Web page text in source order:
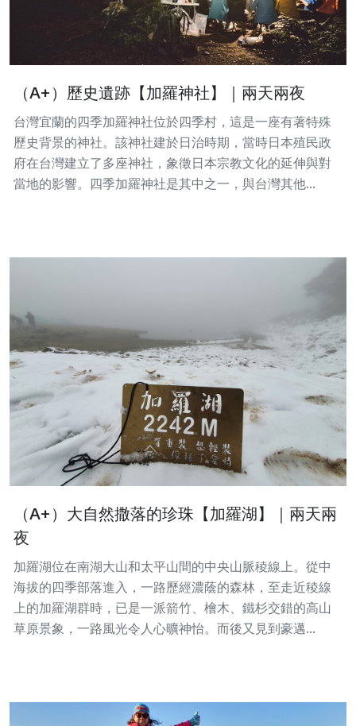
（A+）歷史遺跡【加羅神社】｜兩天兩夜
台灣宜蘭的四季加羅神社位於四季村，這是一座有著特殊
歷史背景的神社。該神社建於日治時期，當時日本殖民政
府在台灣建立了多座神社，象徵日本宗教文化的延伸與對
當地的影響。四季加羅神社是其中之一，與台灣其他...
（A+）大自然撒落的珍珠【加羅湖】｜兩天兩
夜
加羅湖位在南湖大山和太平山間的中央山脈稜線上。從中
海拔的四季部落進入，一路歷經濃蔭的森林，至走近稜線
上的加羅湖群時，已是一派箭竹、檜木、鐵杉交錯的高山
草原景象，一路風光令人心曠神怡。而後又見到豪邁...